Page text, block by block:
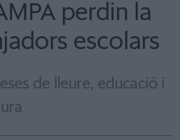
perdin la
escolars
de lleure, educació i